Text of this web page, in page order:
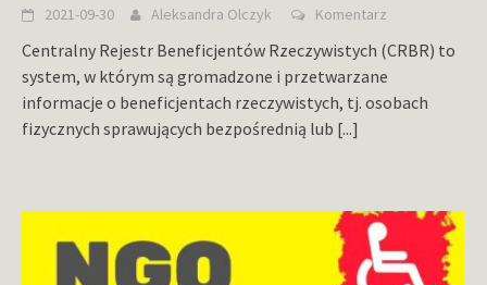
2021-09-30 Aleksandra Olczyk Komentarz
Centralny Rejestr Beneficjentów Rzeczywistych (CRBR) to
system, w którym są gromadzone i przetwarzane
informacje o beneficjentach rzeczywistych, tj. osobach
fizycznych sprawujących bezpośrednią lub [...]